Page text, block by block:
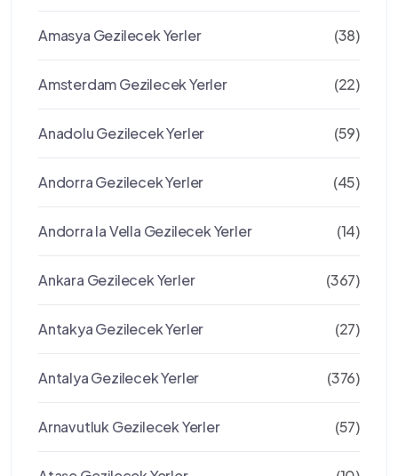
Amasya Gezilecek Yerler (38)
Amsterdam Gezilecek Yerler (22)
Anadolu Gezilecek Yerler (59)
Andorra Gezilecek Yerler (45)
Andorra la Vella Gezilecek Yerler (14)
Ankara Gezilecek Yerler (367)
Antakya Gezilecek Yerler (27)
Antalya Gezilecek Yerler (376)
Arnavutluk Gezilecek Yerler (57)